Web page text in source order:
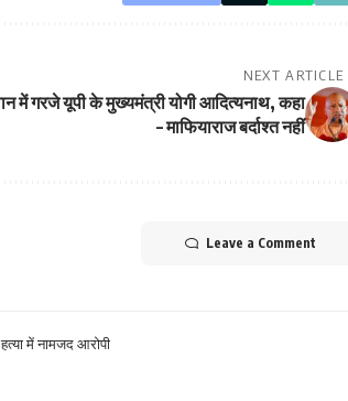
NEXT ARTICLE
में गरजे यूपी के मुख्यमंत्री योगी आदित्यनाथ, कहा
– माफियाराज बर्दाश्त नहीं
Leave a Comment
में नामजद आरोपी